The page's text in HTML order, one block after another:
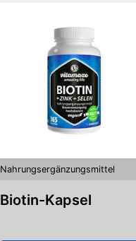
Nahrungsergänzungsmittel
Biotin-Kapsel